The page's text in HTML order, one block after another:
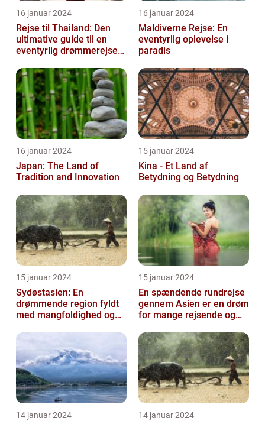
16 januar 2024
Rejse til Thailand: Den
ultimative guide til en
eventyrlig drømmerejse
16 januar 2024
Maldiverne Rejse: En
eventyrlig oplevelse i
paradis
16 januar 2024
Japan: The Land of
Tradition and Innovation
15 januar 2024
Kina - Et Land af
Betydning og Betydning
15 januar 2024
Sydøstasien: En
drømmende region fyldt
med mangfoldighed og
15 januar 2024
En spændende rundrejse
gennem Asien er en drøm
for mange rejsende og
14 januar 2024 14 januar 2024